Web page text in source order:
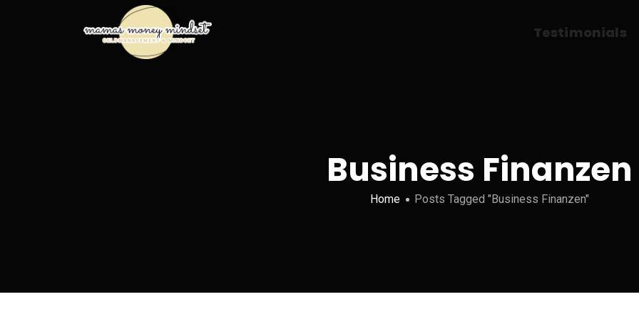
Testimonials
Business Finanzen
Home Posts Tagged "Business Finanzen"